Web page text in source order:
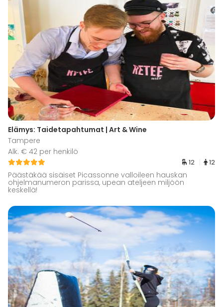
Elämys: Taidetapahtumat | Art & Wine
Tampere
Alk. € 42 per henkilö
12 12
Päästäkää sisäiset Picassonne valloileen hauskan
ohjelmanumeron parissa, upean ateljeen miljöön
keskellä!